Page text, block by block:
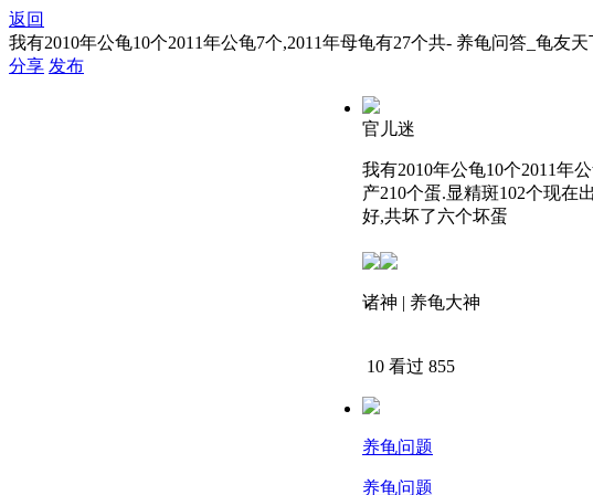
返回
我有2010年公龟10个2011年公龟7个,2011年母龟有27个共- 养龟问答_龟友天
分享 发布
官儿迷
我有2010年公龟10个2011年
产210个蛋.显精斑102个现在
好,共坏了六个坏蛋
诸神 | 养龟大神
10 看过 855
养龟问题
养龟问题